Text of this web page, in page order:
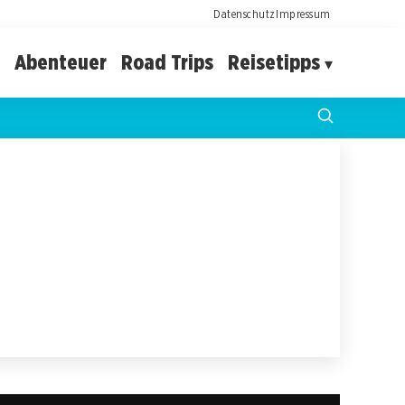
DatenschutzImpressum
Abenteuer Road Trips Reisetipps